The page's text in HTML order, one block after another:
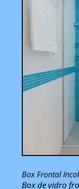
Box Frontal
Box de vidro